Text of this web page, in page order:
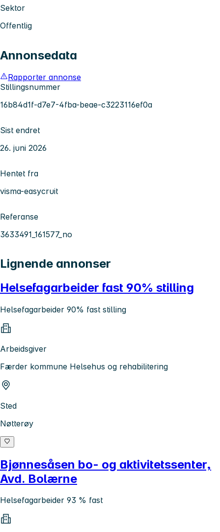
Sektor
Offentlig
Annonsedata
Rapporter annonse
Stillingsnummer
16b84d1f-d7e7-4fba-beae-c3223116ef0a
Sist endret
26. juni 2026
Hentet fra
visma-easycruit
Referanse
3633491_161577_no
Lignende annonser
Helsefagarbeider fast 90% stilling
Helsefagarbeider 90% fast stilling
Arbeidsgiver
Færder kommune Helsehus og rehabilitering
Sted
Nøtterøy
Bjønnesåsen bo- og aktivitetssenter,
Avd. Bolærne
Helsefagarbeider 93 % fast